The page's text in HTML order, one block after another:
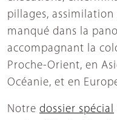
pillages, assimilation
manqué dans la
accompagnant la
Proche-Orient, en
Océanie, et en
Notre dossier spécial